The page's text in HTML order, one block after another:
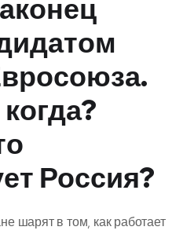
Россия?
шарят в том, как работает